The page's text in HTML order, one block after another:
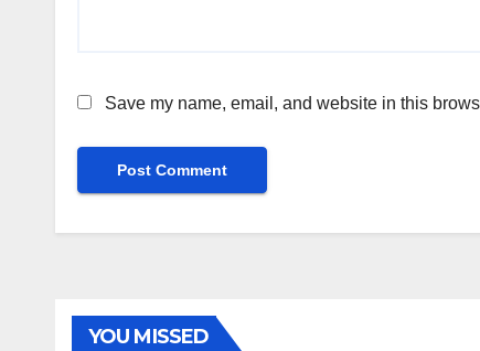
Save my name, email, and website in this
YOU MISSED